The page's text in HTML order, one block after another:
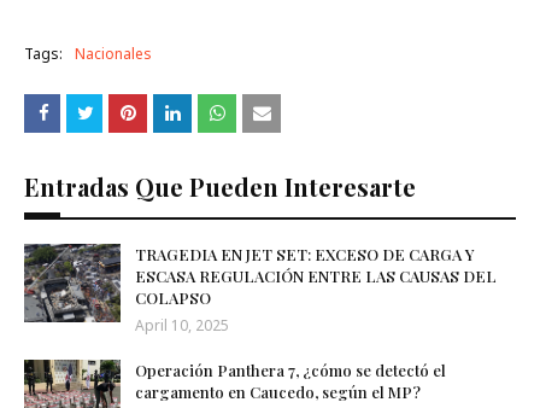
Tags: Nacionales
Entradas Que Pueden Interesarte
TRAGEDIA EN JET SET: EXCESO DE CARGA Y
ESCASA REGULACIÓN ENTRE LAS CAUSAS DEL
COLAPSO
April 10, 2025
Operación Panthera 7, ¿cómo se detectó el
cargamento en Caucedo, según el MP?